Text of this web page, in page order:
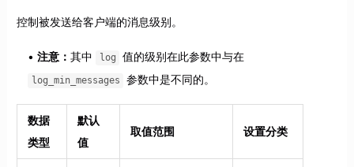
控制被发送给客户端的消息级别。
注意： 其中 log 值的级别在此参数中与在
log_min_messages 参数中是不同的。
数据
类型
默认
值
取值范围 设置分类